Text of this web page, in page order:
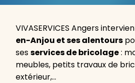
VIVASERVICES Angers
en-Anjou et ses alentours
sesservices de bricolage:
meubles, petits travaux de
extérieur,…